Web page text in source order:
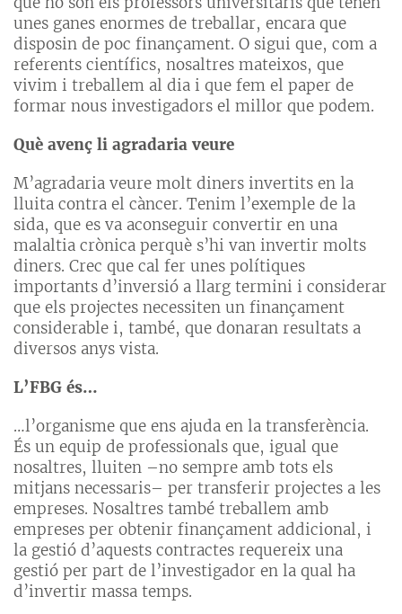
unes ganes enormes de treballar, encara que
disposin de poc finançament. O sigui que, com a
referents científics, nosaltres mateixos, que
vivim i treballem al dia i que fem el paper de
formar nous investigadors el millor que podem.
Què avenç li agradaria veure
M’agradaria veure molt diners invertits en la
lluita contra el càncer. Tenim l’exemple de la
sida, que es va aconseguir convertir en una
malaltia crònica perquè s’hi van invertir molts
diners. Crec que cal fer unes polítiques
importants d’inversió a llarg termini i considerar
que els projectes necessiten un finançament
considerable i, també, que donaran resultats a
diversos anys vista.
L’FBG és…
…l’organisme que ens ajuda en la transferència.
És un equip de professionals que, igual que
nosaltres, lluiten –no sempre amb tots els
mitjans necessaris– per transferir projectes a les
empreses. Nosaltres també treballem amb
empreses per obtenir finançament addicional, i
la gestió d’aquests contractes requereix una
gestió per part de l’investigador en la qual ha
d’invertir massa temps.